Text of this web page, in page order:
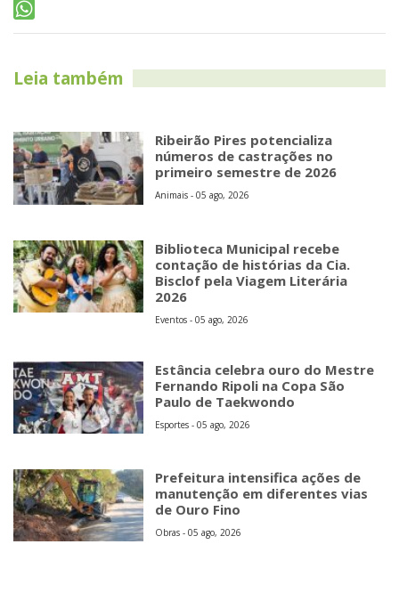
Leia também
Ribeirão Pires potencializa
números de castrações no
primeiro semestre de 2026
Animais - 05 ago, 2026
Biblioteca Municipal recebe
contação de histórias da Cia.
Bisclof pela Viagem Literária
2026
Eventos - 05 ago, 2026
Estância celebra ouro do Mestre
Fernando Ripoli na Copa São
Paulo de Taekwondo
Esportes - 05 ago, 2026
Prefeitura intensifica ações de
manutenção em diferentes vias
de Ouro Fino
Obras - 05 ago, 2026